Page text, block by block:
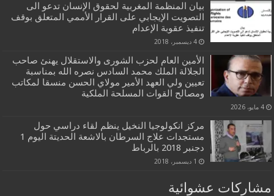
بيان المنظمة المغربية لحقوق الإنسان تدعو الى
التصويت الإيجابي على القرار الأممي المتعلق بوقف
تنفيذ عقوبة الإعدام
4 ديسمبر، 2018
الأمين العام لحزب الشورى والاستقلال يهنئ صاحب
الجلالة الملك محمد السادس نصره الله بمناسبة
تعيين ولي العهد الأمير مولاي الحسن منسقا لمكاتب
ومصالح القوات المسلحة الملكية
4 مايو، 2026
مركز انكولوجيا النخيل ينظم لقاء دراسي حول
مستجدات علاج السرطان بالاشعة الحديتة اليوم 1
دجنبر 2018 بالرباط
1 ديسمبر، 2018
مشاركات عشوائية